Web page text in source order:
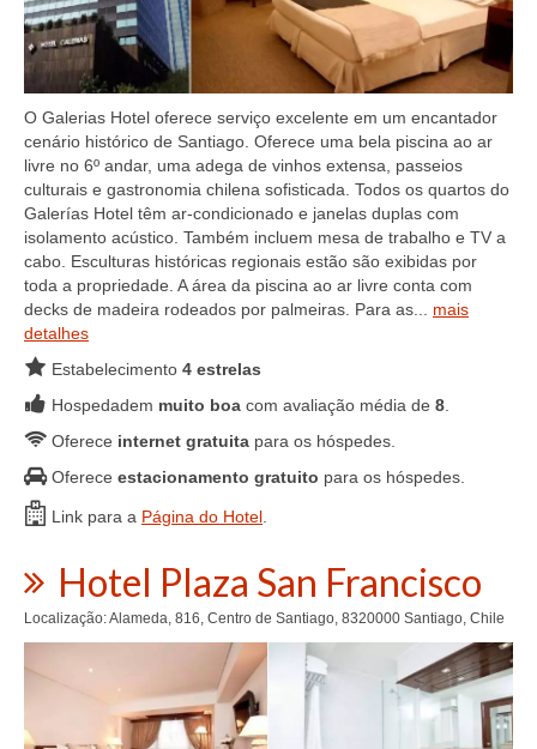
O Galerias Hotel oferece serviço excelente em um encantador
cenário histórico de Santiago. Oferece uma bela piscina ao ar
livre no 6º andar, uma adega de vinhos extensa, passeios
culturais e gastronomia chilena sofisticada. Todos os quartos do
Galerías Hotel têm ar-condicionado e janelas duplas com
isolamento acústico. Também incluem mesa de trabalho e TV a
cabo. Esculturas históricas regionais estão são exibidas por
toda a propriedade. A área da piscina ao ar livre conta com
decks de madeira rodeados por palmeiras. Para as... mais
detalhes
Estabelecimento 4 estrelas
Hospedadem muito boa com avaliação média de 8.
Oferece internet gratuita para os hóspedes.
Oferece estacionamento gratuito para os hóspedes.
Link para a Página do Hotel.
Hotel Plaza San Francisco
Localização: Alameda, 816, Centro de Santiago, 8320000 Santiago, Chile